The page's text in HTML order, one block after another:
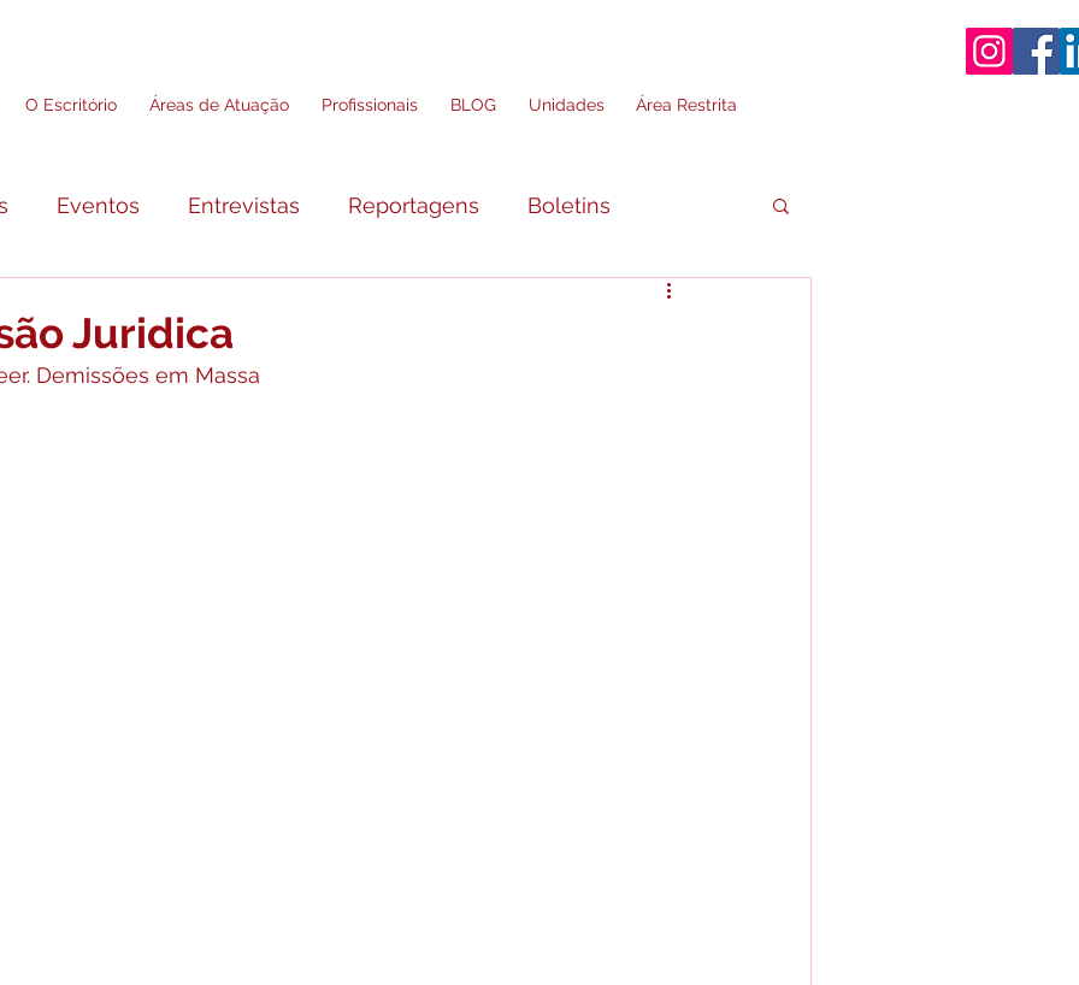
O Escritório Áreas de Atuação Profissionais BLOG Unidades Área Restrita
Eventos Entrevistas Reportagens Boletins
Juridica
Demissões em Massa